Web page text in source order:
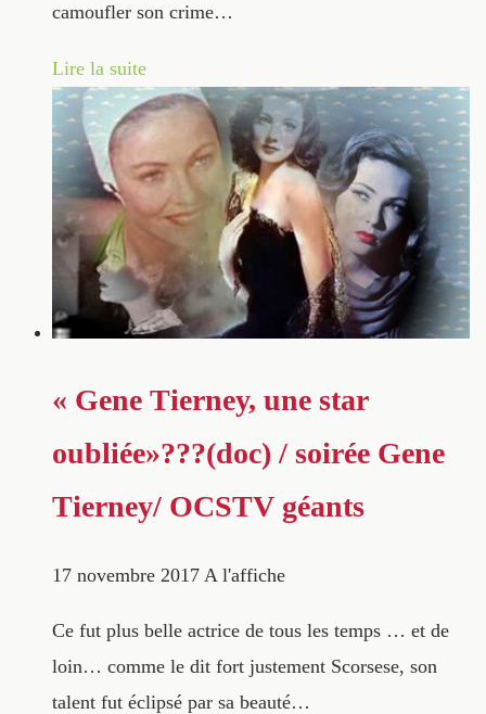
camoufler son crime…
Lire la suite
« Gene Tierney, une star
oubliée»???(doc) / soirée Gene
Tierney/ OCSTV géants
17 novembre 2017 A l'affiche
Ce fut plus belle actrice de tous les temps … et de
loin… comme le dit fort justement Scorsese, son
talent fut éclipsé par sa beauté…